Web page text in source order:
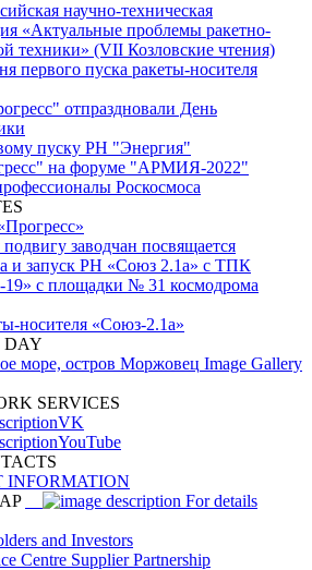
научно-техническая
«Актуальные проблемы ракетно-
техники» (VII Козловские чтения)
первого пуска ракеты-носителя
отпраздновали День
пуску РН "Энергия"
на форуме "АРМИЯ-2022"
Роскосмоса
заводчан посвящается
и запуск РН «Союз 2.1а» с ТПК
с площадки № 31 космодрома
носителя «Союз-2.1а»
DAY
море, остров Моржовец Image Gallery
SERVICES
VK
YouTube
INFORMATION
For details
and Investors
Centre Supplier Partnership